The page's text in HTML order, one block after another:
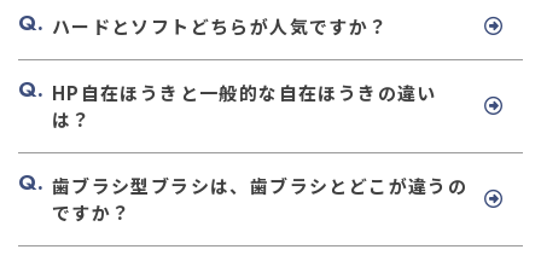
ハードとソフトどちらが人気ですか？
HP自在ほうきと一般的な自在ほうきの違い
は？
歯ブラシ型ブラシは、歯ブラシとどこが違うの
ですか？